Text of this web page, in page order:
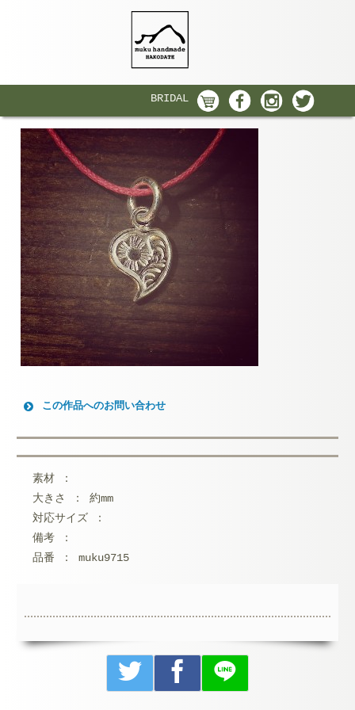
BRIDAL
この作品へのお問い合わせ
素材 ：
大きさ ： 約mm
対応サイズ ：
備考 ：
品番 ： muku9715